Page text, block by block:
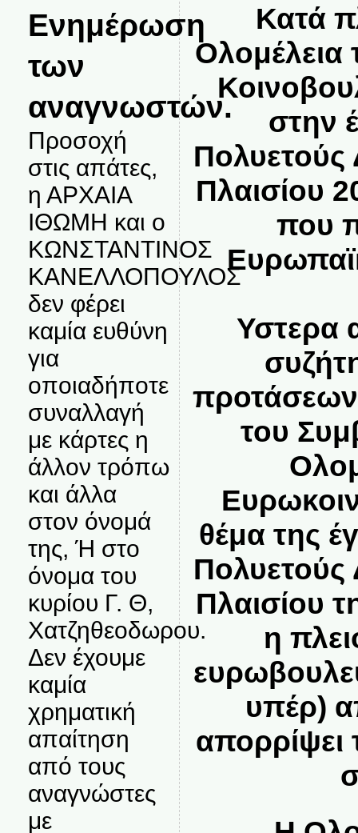
Ενημέρωση
των
αναγνωστών.
Προσοχή
στις απάτες,
η ΑΡΧΑΙΑ
ΙΘΩΜΗ και ο
ΚΩΝΣΤΑΝΤΙΝΟΣ
ΚΑΝΕΛΛΟΠΟΥΛΟΣ
δεν φέρει
καμία ευθύνη
για
οποιαδήποτε
συναλλαγή
με κάρτες η
άλλον τρόπω
και άλλα
στον όνομά
της, Ή στο
όνομα του
κυρίου Γ. Θ,
Χατζηθεοδωρου.
Δεν έχουμε
καμία
χρηματική
απαίτηση
από τους
αναγνώστες
με
Κατά
στην
Πολυετούς
Πλαισίου
που
Υστερα
του
θέμα της
Πολυετούς
Πλαισίου
η
υπέρ)
απορρίψει